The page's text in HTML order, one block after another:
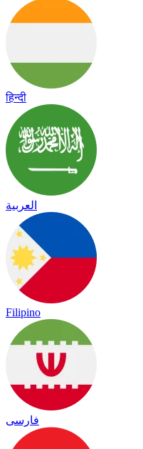
हिन्दी
العربية
Filipino
فارسی